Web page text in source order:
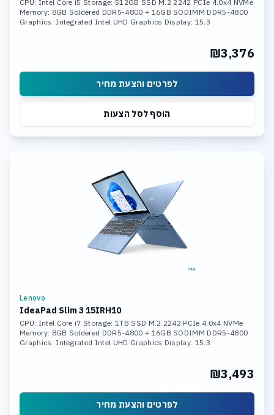
CPU: Intel Core i5 Storage: 512GB SSD M.2 2242 PCIe 4.0x4 NVMe
Memory: 8GB Soldered DDR5-4800 + 16GB SODIMM DDR5-4800
Graphics: Integrated Intel UHD Graphics Display: 15.3
₪3,376
לפרטים והצעת מחיר
הוסף לסל הצעות
Lenovo
IdeaPad Slim 3 15IRH10
CPU: Intel Core i7 Storage: 1TB SSD M.2 2242 PCIe 4.0x4 NVMe
Memory: 8GB Soldered DDR5-4800 + 16GB SODIMM DDR5-4800
Graphics: Integrated Intel UHD Graphics Display: 15.3
₪3,493
לפרטים והצעת מחיר